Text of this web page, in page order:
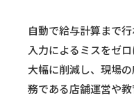
自動で給与計算まで
入力によるミスをゼ
大幅に削減し、現場
務である店舗運営や